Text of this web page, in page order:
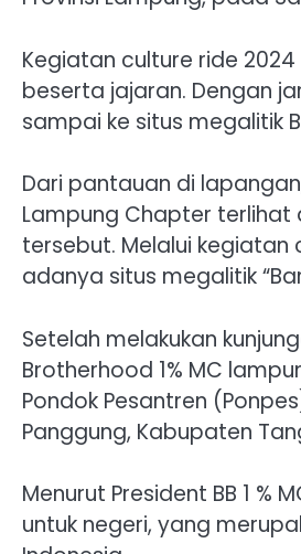
Kegiatan culture ride 2024
beserta jajaran. Dengan
sampai ke situs megalitik
Dari pantauan di
Lampung Chapter
tersebut. Melalui
adanya situs megalitik
Setelah melakukan
Brotherhood 1% MC
Pondok Pesantren
Panggung, Kabupaten
Menurut President BB 1 %
untuk negeri, yang